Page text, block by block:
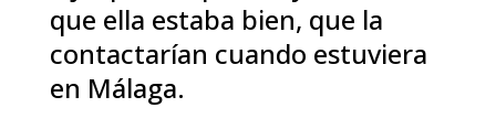
que ella estaba bien, que la
contactarían cuando estuviera
en Málaga.